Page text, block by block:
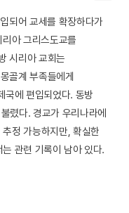
되어 교세를 확장하다가
아 그리스도교를
시리아 교회는
골계 부족들에게
국에 편입되었다. 동방
렸다. 경교가 우리나라에
정 가능하지만, 확실한
관련 기록이 남아 있다.